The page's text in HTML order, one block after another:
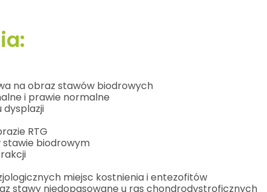
na obraz stawów biodrowych
i prawie normalne
dysplazji
RTG
stawie biodrowym
miejsc kostnienia i entezofitów
stawy niedopasowane u ras chondrodystroficznych